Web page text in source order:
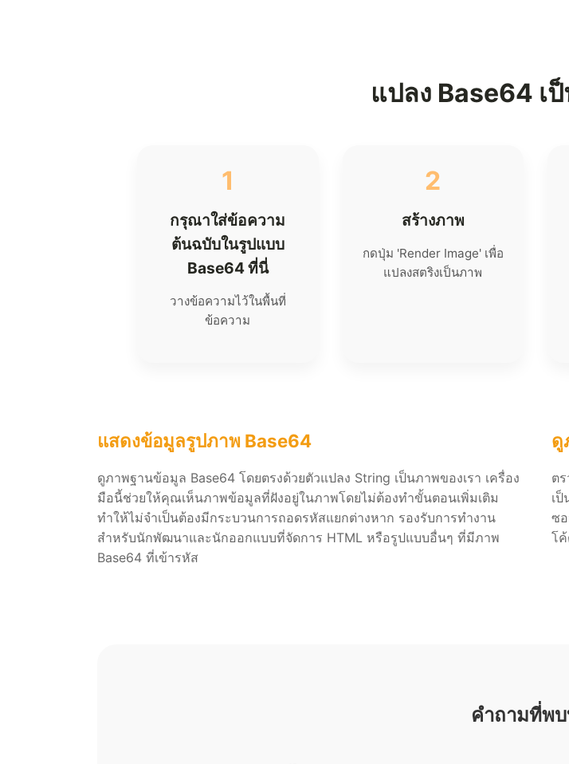
แปลง Base64 เ
1
กรุณาใส่ข้อความ
ต้นฉบับในรูปแบบ
Base64 ที่นี่
วางข้อความไว้ในพื้นที่
ข้อความ
2
สร้างภาพ
กดปุ่ม 'Render Image' เพื่อ
แปลงสตริงเป็นภาพ
แสดงข้อมูลรูปภาพ Base64
ดูภาพฐานข้อมูล Base64 โดยตรงด้วยตัวแปลง String เป็นภาพของเรา เครื่อง
มือนี้ช่วยให้คุณเห็นภาพข้อมูลที่ฝังอยู่ในภาพโดยไม่ต้องทำขั้นตอนเพิ่มเติม
ทำให้ไม่จำเป็นต้องมีกระบวนการถอดรหัสแยกต่างหาก รองรับการทำงาน
สำหรับนักพัฒนาและนักออกแบบที่จัดการ HTML หรือรูปแบบอื่นๆ ที่มีภาพ
Base64 ที่เข้ารหัส
ดู
ต
เ
ซ
โ
คำถามที่พ